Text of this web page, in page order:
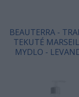
BEAUTERRA -
TEKUTÉ
MYDLO -